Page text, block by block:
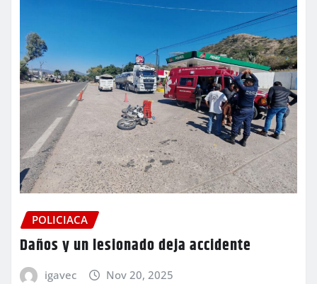
POLICIACA
Daños y un lesionado deja accidente
igavec Nov 20, 2025